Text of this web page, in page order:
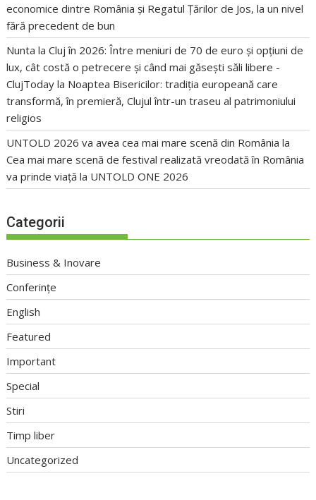
economice dintre România și Regatul Țărilor de Jos, la un nivel
fără precedent de bun
Nunta la Cluj în 2026: Între meniuri de 70 de euro și opțiuni de
lux, cât costă o petrecere și când mai găsești săli libere -
ClujToday la Noaptea Bisericilor: tradiția europeană care
transformă, în premieră, Clujul într-un traseu al patrimoniului
religios
UNTOLD 2026 va avea cea mai mare scenă din România la
Cea mai mare scenă de festival realizată vreodată în România
va prinde viață la UNTOLD ONE 2026
Categorii
Business & Inovare
Conferințe
English
Featured
Important
Special
Stiri
Timp liber
Uncategorized